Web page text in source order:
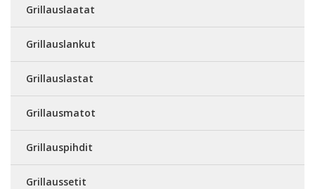
Grillauslaatat
Grillauslankut
Grillauslastat
Grillausmatot
Grillauspihdit
Grillaussetit